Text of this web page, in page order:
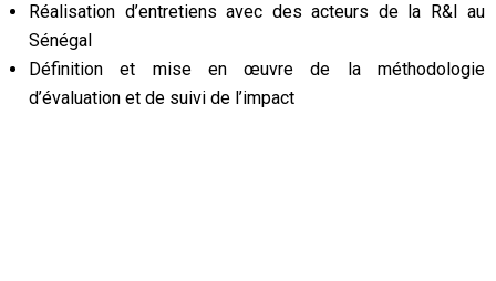
Réalisation d’entretiens avec des acteurs de la R&I au
Sénégal
Définition et mise en œuvre de la méthodologie
d’évaluation et de suivi de l’impact